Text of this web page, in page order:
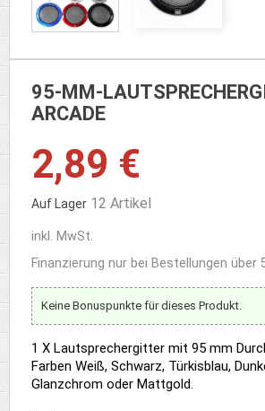
95-MM-
ARCADE
2,89 €
Auf Lager 12 Artikel
inkl. MwSt.
Finanzierung nur bei Bestellungen über
Keine Bonuspunkte für dieses Produkt.
1 X Lautsprechergitter mit 95 mm
Farben Weiß, Schwarz, Türkisblau,
Glanzchrom oder Mattgold.